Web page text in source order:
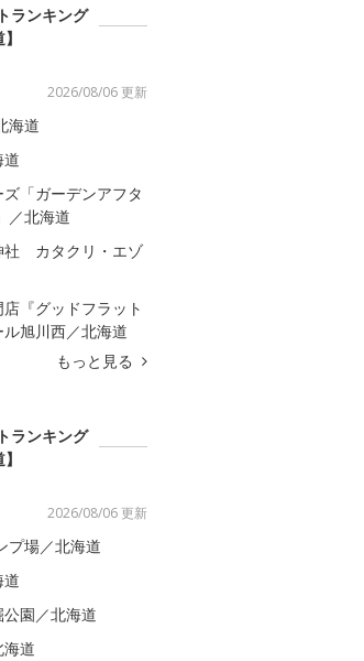
ランキング
2026/08/06 更新
海道
「ガーデンアフタ
／北海道
社 カタクリ・エゾ
『グッドフラット
旭川西／北海道
もっと見る
ランキング
2026/08/06 更新
プ場／北海道
園／北海道
道